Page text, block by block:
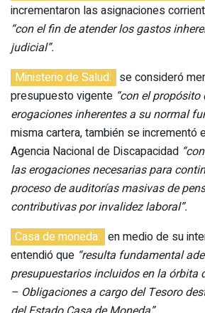
incrementaron las asignaciones
“con el fin de atender los gastos
judicial”.
Ministerio de Salud: se consideró
presupuesto vigente “con el propósito
erogaciones inherentes a su normal
misma cartera, también se incrementó
Agencia Nacional de Discapacidad
las erogaciones necesarias para
proceso de auditorías masivas de
contributivas por invalidez laboral”.
Casa de moneda: en medio de su
entendió que “resulta fundamental
presupuestarios incluidos en la órbita
– Obligaciones a cargo del Tesoro